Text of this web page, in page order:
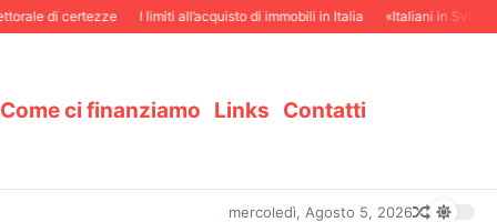
di certezze I limiti all’acquisto di immobili in Italia «Italiani in Svizzera e
Come ci finanziamo Links Contatti
mercoledì, Agosto 5, 2026